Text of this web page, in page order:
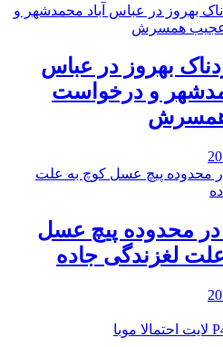
بهروز در عباس
و درخواست
محدوده پیچ عسل
لغزندگی جاده